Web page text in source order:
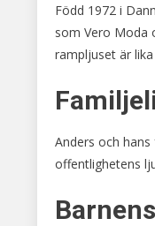
Född 1972 i
som Vero Moda
rampljuset är
Anders och
offentlighetens